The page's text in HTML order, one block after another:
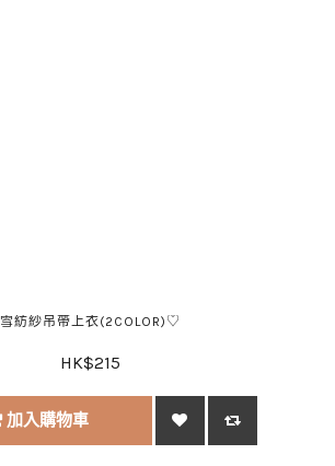
雪紡紗吊帶上衣(2COLOR)♡
HK$215
加入購物車